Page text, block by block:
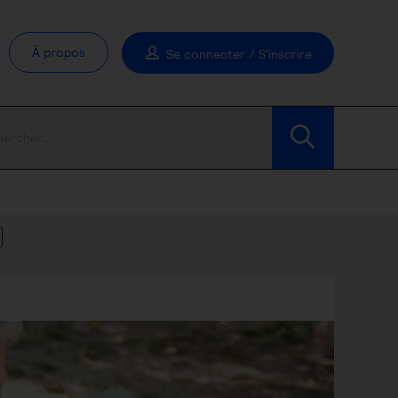
À propos Se connecter / S'inscrire